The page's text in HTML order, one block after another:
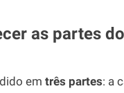
as partes
em três partes: a